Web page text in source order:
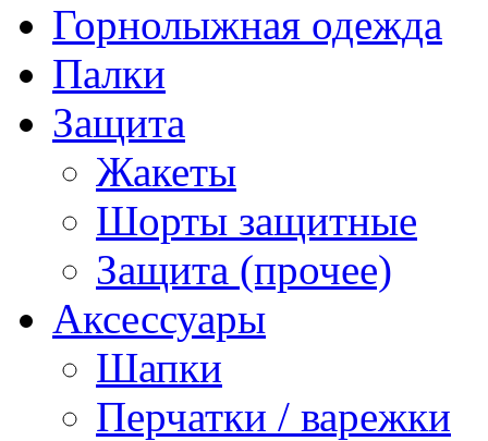
Горнолыжная одежда
Палки
Защита
Жакеты
Шорты защитные
Защита (прочее)
Аксессуары
Шапки
Перчатки / варежки